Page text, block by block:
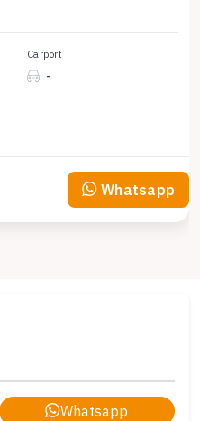
Carport
-
Whatsapp
Whatsapp